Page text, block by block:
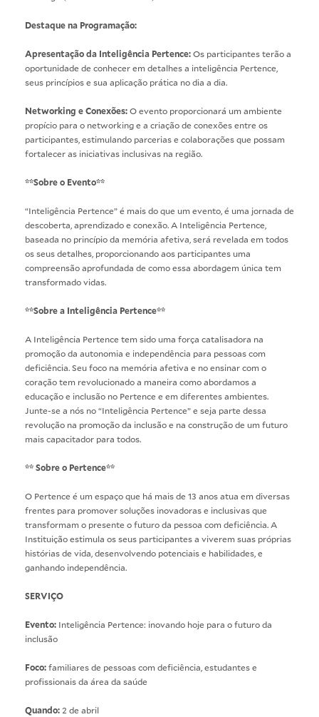
Destaque na Programação:
Apresentação da Inteligência Pertence:Os participantes terão a
oportunidade de conhecer em detalhes a inteligência Pertence,
seus princípios e sua aplicação prática no dia a dia.
Networking e Conexões:O evento proporcionará um ambiente
propício para o networking e a criação de conexões entre os
participantes, estimulando parcerias e colaborações que possam
fortalecer as iniciativas inclusivas na região.
**Sobre o Evento**
“Inteligência Pertence” é mais do que um evento, é uma jornada de
descoberta, aprendizado e conexão. A Inteligência Pertence,
baseada no princípio da memória afetiva, será revelada em todos
os seus detalhes, proporcionando aos participantes uma
compreensão aprofundada de como essa abordagem única tem
transformado vidas.
**Sobre a Inteligência Pertence**
A Inteligência Pertence tem sido uma força catalisadora na
promoção da autonomia e independência para pessoas com
deficiência. Seu foco na memória afetiva e no ensinar com o
coração tem revolucionado a maneira como abordamos a
educação e inclusão no Pertence e em diferentes ambientes.
Junte-se a nós no “Inteligência Pertence” e seja parte dessa
revolução na promoção da inclusão e na construção de um futuro
mais capacitador para todos.
** Sobre o Pertence**
O Pertence é um espaço que há mais de 13 anos atua em diversas
frentes para promover soluções inovadoras e inclusivas que
transformam o presente o futuro da pessoa com deficiência. A
Instituição estimula os seus participantes a viverem suas próprias
histórias de vida, desenvolvendo potenciais e habilidades, e
ganhando independência.
SERVIÇO
Evento: Inteligência Pertence: inovando hoje para o futuro da
inclusão
Foco:familiares de pessoas com deficiência, estudantes e
profissionais da área da saúde
Quando:2 de abril